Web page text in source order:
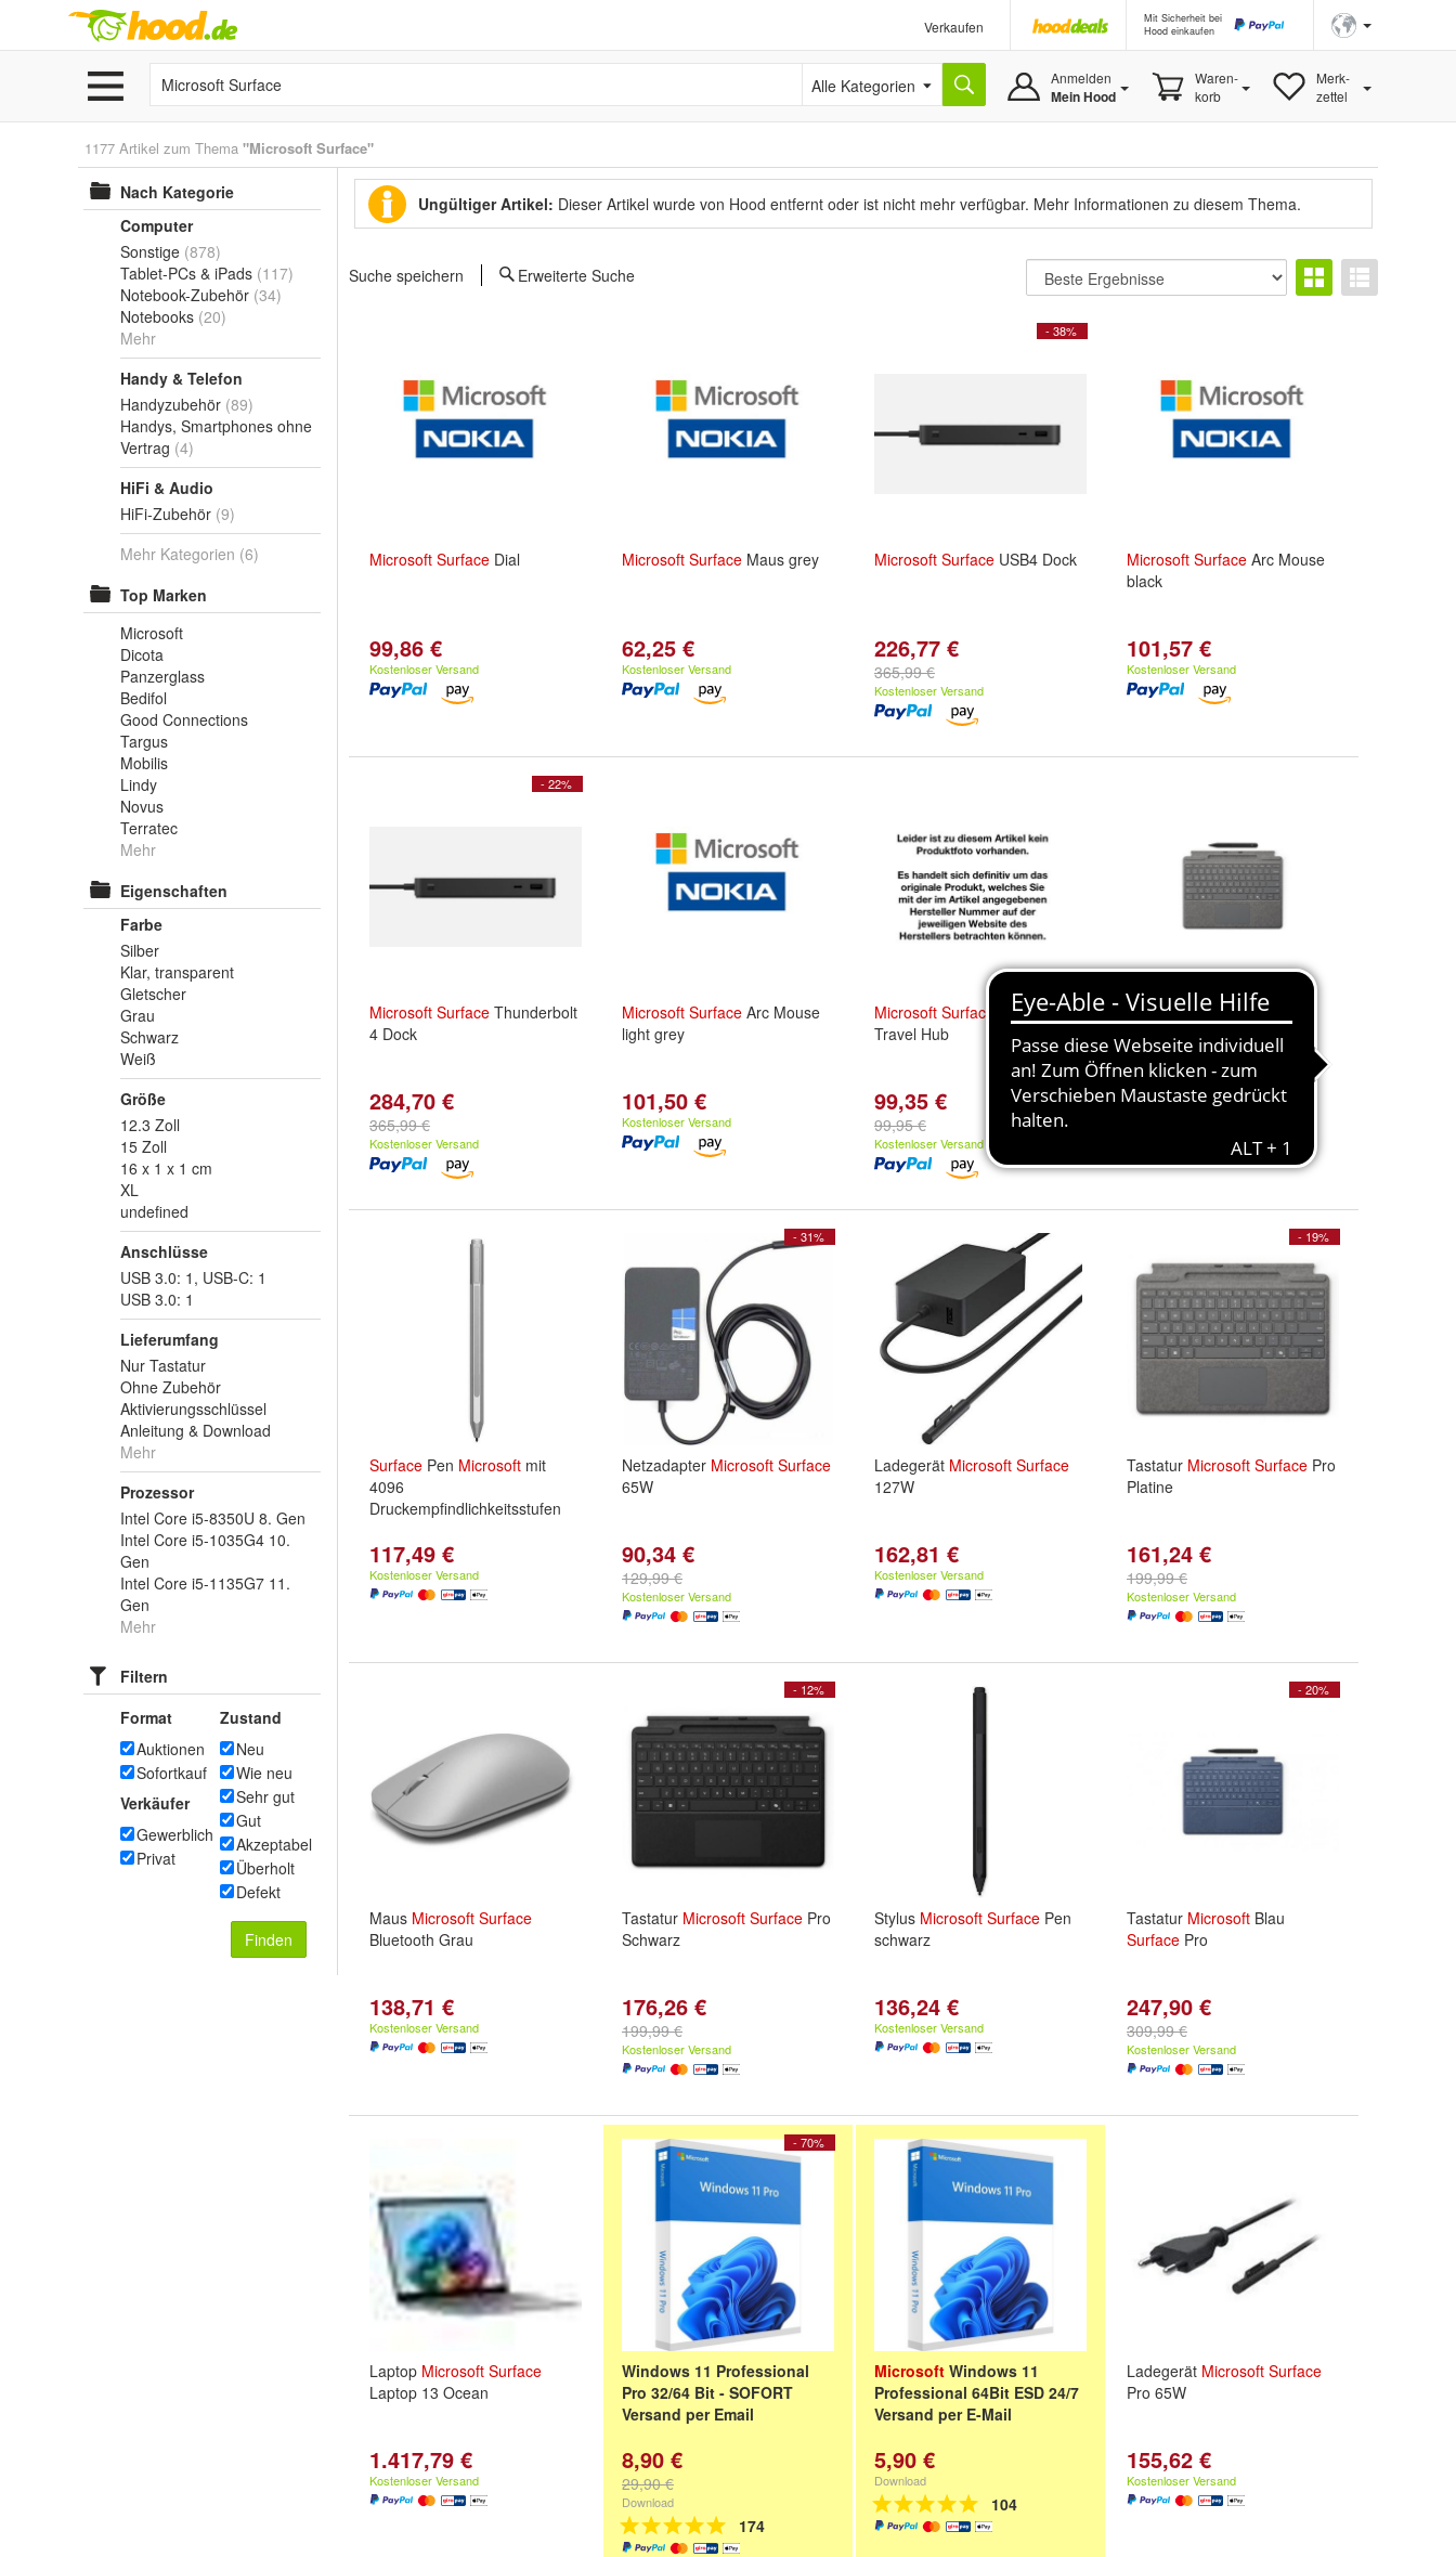
Verkaufen
Mit Sicherheit bei
Hood einkaufen
Alle Kategorien Anmelden
Mein Hood
Waren-
korb
Merk-
zettel
1177 Artikel zum Thema "Microsoft Surface"
Nach Kategorie
Computer
Sonstige (878)
Tablet-PCs & iPads (117)
Notebook-Zubehör (34)
Notebooks (20)
Mehr
Handy & Telefon
Handyzubehör (89)
Handys, Smartphones ohne
Vertrag (4)
HiFi & Audio
HiFi-Zubehör (9)
Mehr Kategorien (6)
Top Marken
Microsoft
Dicota
Panzerglass
Bedifol
Good Connections
Targus
Mobilis
Lindy
Novus
Terratec
Mehr
Eigenschaften
Farbe
Silber
Klar, transparent
Gletscher
Grau
Schwarz
Weiß
Größe
12.3 Zoll
15 Zoll
16 x 1 x 1 cm
XL
undefined
Anschlüsse
USB 3.0: 1, USB-C: 1
USB 3.0: 1
Lieferumfang
Nur Tastatur
Ohne Zubehör
Aktivierungsschlüssel
Anleitung & Download
Mehr
Prozessor
Intel Core i5-8350U 8. Gen
Intel Core i5-1035G4 10.
Gen
Intel Core i5-1135G7 11.
Gen
Mehr
Filtern
Format
Auktionen
Sofortkauf
Verkäufer
Gewerblich
Privat
Zustand
Neu
Wie neu
Sehr gut
Gut
Akzeptabel
Überholt
Defekt
Finden
Ungültiger Artikel: Dieser Artikel wurde von Hood entfernt oder ist nicht mehr verfügbar. Mehr Informationen zu diesem Thema.
Suche speichern Erweiterte Suche
Microsoft Surface Dial
99,86 €
Kostenloser Versand
Microsoft Surface Maus grey
62,25 €
Kostenloser Versand
- 38%
Microsoft Surface USB4 Dock
226,77 €
365,99 €
Kostenloser Versand
Microsoft Surface Arc Mouse
black
101,57 €
Kostenloser Versand
- 22%
Microsoft Surface Thunderbolt
4 Dock
284,70 €
365,99 €
Kostenloser Versand
Microsoft Surface Arc Mouse
light grey
101,50 €
Kostenloser Versand
Microsoft Surface
USB-C
Travel Hub
99,35 €
99,95 €
Kostenloser Versand
TastaturMicrosoft
Hochwertige
Surface Pro
282,09 €
Surface Pen Microsoft mit
4096
Druckempfindlichkeitsstufen
117,49 €
Kostenloser Versand
- 31%
Netzadapter Microsoft Surface
65W
90,34 €
129,99 €
Kostenloser Versand
Ladegerät Microsoft Surface
127W
162,81 €
Kostenloser Versand
- 19%
Tastatur Microsoft Surface Pro
Platine
161,24 €
199,99 €
Kostenloser Versand
Maus Microsoft Surface
Bluetooth Grau
138,71 €
Kostenloser Versand
- 12%
Tastatur Microsoft Surface Pro
Schwarz
176,26 €
199,99 €
Kostenloser Versand
Stylus Microsoft Surface Pen
schwarz
136,24 €
Kostenloser Versand
- 20%
Tastatur Microsoft Blau
Surface Pro
247,90 €
309,99 €
Kostenloser Versand
Laptop Microsoft Surface
Laptop 13 Ocean
1.417,79 €
Kostenloser Versand
- 70%
Windows 11 Professional
Pro 32/64 Bit - SOFORT
Versand per Email
8,90 €
29,90 €
Download
174
Microsoft Windows 11
Professional 64Bit ESD 24/7
Versand per E-Mail
5,90 €
Download
104
Ladegerät Microsoft Surface
Pro 65W
155,62 €
Kostenloser Versand